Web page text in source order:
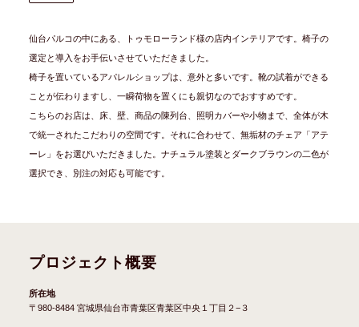
仙台パルコの中にある、トゥモローランド様の店内インテリアです。椅子の
選定と導入をお手伝いさせていただきました。
椅子を置いているアパレルショップは、意外と多いです。靴の試着ができる
ことが伝わりますし、一瞬荷物を置くにも親切なのでおすすめです。
こちらのお店は、床、壁、商品の陳列台、照明カバーや小物まで、全体が木
で統一されたこだわりの空間です。それに合わせて、無垢材のチェア「アテ
ーレ」をお選びいただきました。ナチュラル塗装とダークブラウンの二色が
選択でき、別注の対応も可能です。
プロジェクト概要
所在地
〒980-8484 宮城県仙台市青葉区青葉区中央１丁目２−３